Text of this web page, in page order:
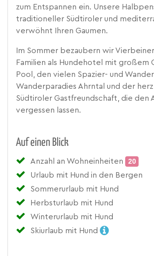
zum Entspannen ein. Unsere
traditioneller Südtiroler und
verwöhnt Ihren Gaumen.
Im Sommer bezaubern wir
Familien als Hundehotel mit großem
Pool, den vielen Spazier- und
Wanderparadies Ahrntal und der
Südtiroler Gastfreundschaft, die den
vergessen lassen.
Auf einen Blick
Anzahl an Wohneinheiten
20
Urlaub mit Hund in den Bergen
Sommerurlaub mit Hund
Herbsturlaub mit Hund
Winterurlaub mit Hund
Skiurlaub mit Hund